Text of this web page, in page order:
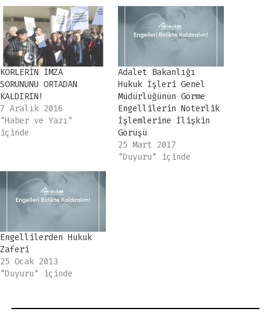
KÖRLERİN İMZA
SORUNUNU ORTADAN
KALDIRIN!
7 Aralık 2016
"Haber ve Yazı"
içinde
Adalet Bakanlığı
Hukuk İşleri Genel
Müdürlüğünün Görme
Engellilerin Noterlik
İşlemlerine İlişkin
Görüşü
25 Mart 2017
"Duyuru" içinde
Engellilerden Hukuk
Zaferi
25 Ocak 2013
"Duyuru" içinde